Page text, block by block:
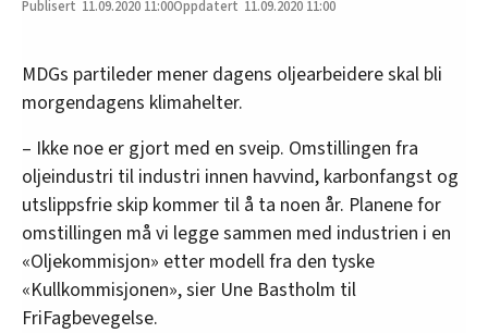
11.09.2020 11:00 11.09.2020 11:00
MDGs partileder mener dagens oljearbeidere skal bli
morgendagens klimahelter.
– Ikke noe er gjort med en sveip. Omstillingen fra
oljeindustri til industri innen havvind, karbonfangst og
utslippsfrie skip kommer til å ta noen år. Planene for
omstillingen må vi legge sammen med industrien i en
«Oljekommisjon» etter modell fra den tyske
«Kullkommisjonen», sier Une Bastholm til
FriFagbevegelse.